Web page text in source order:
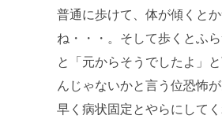
普通に歩けて、体が傾くと
ね・・・。そして歩くとふ
と「元からそうでしたよ」
んじゃないかと言う位恐怖
早く病状固定とやらにして